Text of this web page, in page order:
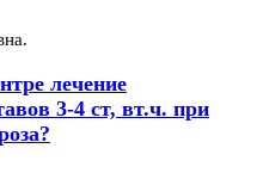
лечение
3-4 ст, вт.ч. при